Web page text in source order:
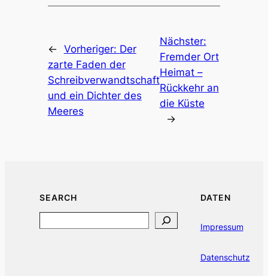
← Vorheriger: Der
zarte Faden der
Schreibverwandtschaft
und ein Dichter des
Meeres
Nächster:
Fremder Ort
Heimat –
Rückkehr an
die Küste
→
SEARCH DATEN
Impressum
Datenschutz